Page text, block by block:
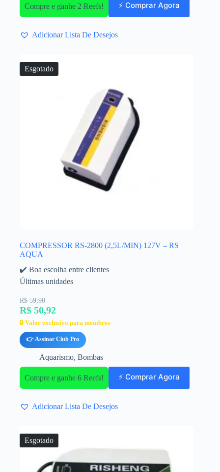
Compre e ganhe 2 Reefs! ⚡ Comprar Agora
Adicionar Lista De Desejos
Esgotado
COMPRESSOR RS-2800 (2,5L/MIN) 127V – RS
AQUA
✔️ Boa escolha entre clientes
Últimas unidades
R$ 59,90
R$ 50,92
🔒 Valor exclusivo para membros
👉 Assinar Club Pro
Aquarismo, Bombas
Compre e ganhe 6 Reefs! ⚡ Comprar Agora
Adicionar Lista De Desejos
Esgotado